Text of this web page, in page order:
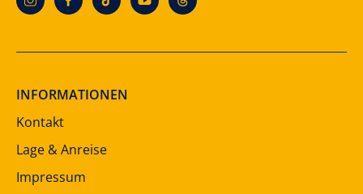
INFORMATIONEN
Kontakt
Lage & Anreise
Impressum